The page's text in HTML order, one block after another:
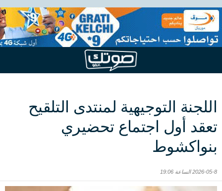
اللجنة التوجيهية لمنتدى التلقيح
تعقد أول اجتماع تحضيري
بنواكشوط
2026-05-8 الساعة 19:06